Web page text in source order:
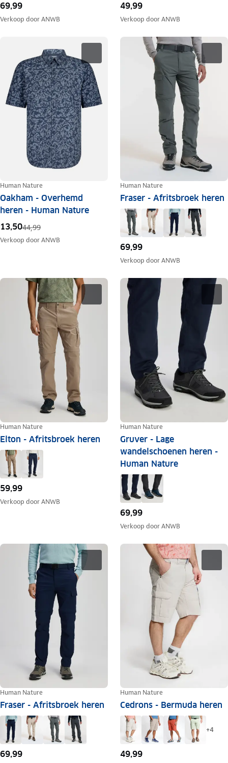
69,99
Verkoop doorANWB
49,99
Verkoop doorANWB
Human Nature
Oakham - Overhemd
heren - Human Nature
13,5044,99
Verkoop doorANWB
Human Nature
Fraser - Afritsbroek heren
69,99
Verkoop doorANWB
Human Nature
Elton - Afritsbroek heren
59,99
Verkoop doorANWB
Human Nature
Gruver - Lage
wandelschoenen heren -
Human Nature
69,99
Verkoop doorANWB
Human Nature
Fraser - Afritsbroek heren
69,99
Human Nature
Cedrons - Bermuda heren
+4
49,99